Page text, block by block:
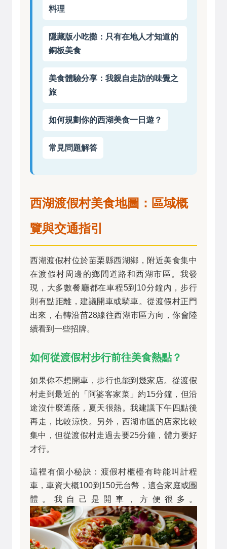
料理
隱藏版小吃攤：只有在地人才知道的
銅板美食
美食體驗分享：我親自走訪的味覺之
旅
如何規劃你的西湖美食一日遊？
常見問題解答
西湖渡假村美食地圖：區域概
覽與交通指引
西湖渡假村位於苗栗縣西湖鄉，附近美食集中
在渡假村周邊的鄉間道路和西湖市區。我發
現，大多數餐廳都在車程5到10分鐘內，步行
則有點距離，建議開車或騎車。從渡假村正門
出來，右轉沿苗28線往西湖市區方向，你會陸
續看到一些招牌。
如何從渡假村步行前往美食熱點？
如果你不想開車，步行也能到幾家店。從渡假
村走到最近的「阿婆客家菜」約15分鐘，但沿
途沒什麼遮蔭，夏天很熱。我建議下午四點後
再走，比較涼快。另外，西湖市區的店家比較
集中，但從渡假村走過去要25分鐘，體力要好
才行。
這裡有個小秘訣：渡假村櫃檯有時能叫計程
車，車資大概100到150元台幣，適合家庭或團
體。我自己是開車，方便很多。